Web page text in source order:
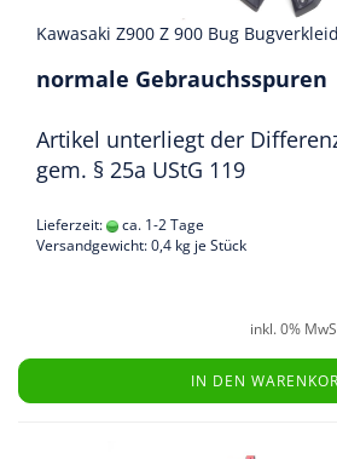
Kawasaki Z900 Z 900 Bug
normale
Artikel unterliegt der
gem. § 25a UStG 119
Lieferzeit:
ca. 1-2 Tage
Versandgewicht:0,4 kg je Stück
inkl. 0%
IN DEN